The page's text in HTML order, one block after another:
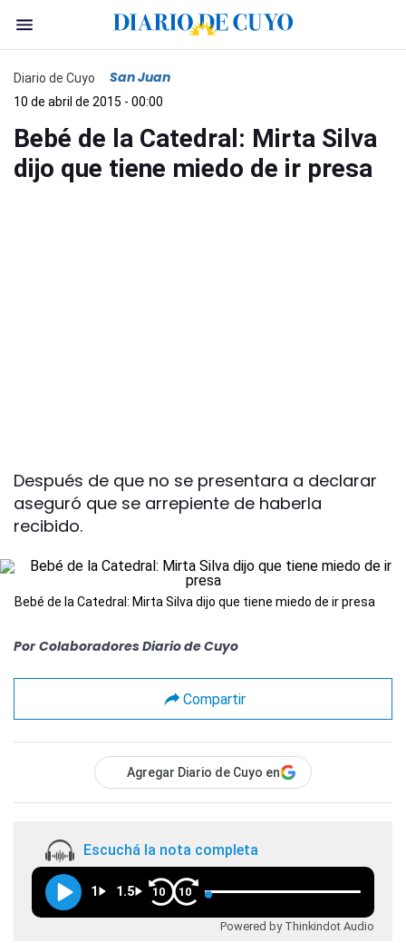
Diario de Cuyo San Juan
10 de abril de 2015 - 00:00
Bebé de la Catedral: Mirta Silva
dijo que tiene miedo de ir presa
Después de que no se presentara a declarar
aseguró que se arrepiente de haberla
recibido.
Bebé de la Catedral: Mirta Silva dijo que tiene miedo de ir presa
Por Colaboradores Diario de Cuyo
Compartir
Agregar Diario de Cuyo en
Escuchá la nota completa
1 1.5 10 10
Powered by Thinkindot Audio